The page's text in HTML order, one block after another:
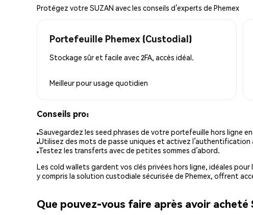
Protégez votre SUZAN avec les conseils d’experts de Phemex
Portefeuille Phemex (Custodial)
Stockage sûr et facile avec 2FA, accès idéal.
Meilleur pourusage quotidien
Conseils pro:
Sauvegardez les seed phrases de votre portefeuille hors ligne
Utilisez des mots de passe uniques et activez l’authentification
Testez les transferts avec de petites sommes d’abord.
Les cold wallets gardent vos clés privées hors ligne, idéales
y compris la solution custodiale sécurisée de Phemex, offrent
Que pouvez-vous faire après avoir acheté